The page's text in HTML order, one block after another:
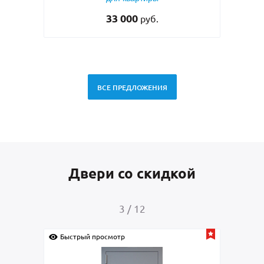
51 000 руб.
ВСЕ ПРЕДЛОЖЕНИЯ
Двери со скидкой
4 / 12
Быстрый просмотр